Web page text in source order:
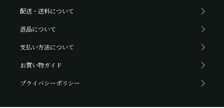
配送・送料について
返品について
支払い方法について
お買い物ガイド
プライバシーポリシー